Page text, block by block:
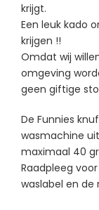
krijgt.
Een leuk kado
krijgen !!
Omdat wij
omgeving
geen giftige
De Funnies
wasmachine
maximaal 40
Raadpleeg
waslabel en de